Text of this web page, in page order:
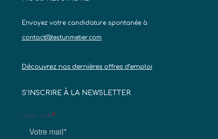
Envoyez votre candidature spontanée à
contact@testunmetier.com
Découvrez nos dernières offres d’emploi
S’INSCRIRE À LA NEWSLETTER